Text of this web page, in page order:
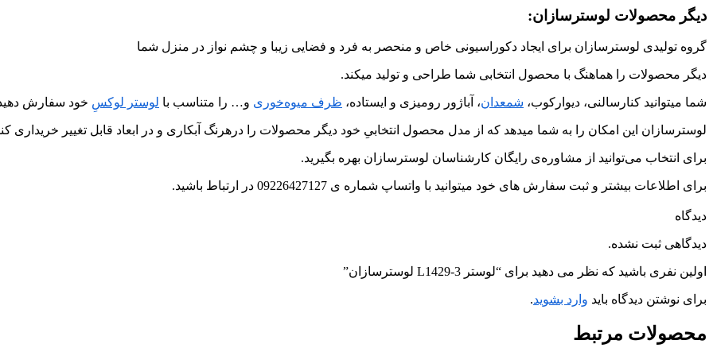
دیگر محصولات لوسترسازان:
گروه تولیدی لوسترسازان برای ایجاد دکوراسیونی خاص و منحصر به فرد و فضایی زیبا و چشم نواز در منزل شما
دیگر محصولات را هماهنگ با محصول انتخابی شما طراحی و تولید میکند.
شما میتوانید کنارسالنی، دیوارکوب، شمعدان، آباژور رومیزی و ایستاده، ظرف میوه‌خوری و… را متناسب با لوستر لوکسِ خود سفارش
لوسترسازان این امکان را به شما میدهد که از مدل محصول انتخابیِ خود دیگر محصولات را درهرنگ آبکاری و در ابعاد قابل تغییر خریداری
برای انتخاب می‌توانید از مشاوره‌ی رایگان کارشناسان لوسترسازان بهره بگیرید.
برای اطلاعات بیشتر و ثبت سفارش های خود میتوانید با واتساپ شماره ی 09226427127 در ارتباط باشید.
دیدگاه
دیدگاهی ثبت نشده.
اولین نفری باشید که نظر می دهید برای “لوستر L1429-3 لوسترسازان”
برای نوشتن دیدگاه باید وارد بشوید.
محصولات مرتبط